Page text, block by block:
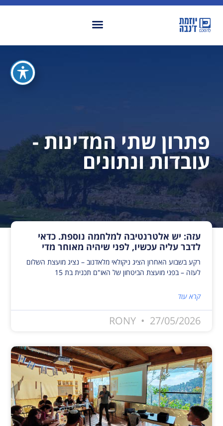
פתרון שתי המדינות -
עובדות ונתונים
עזה: יש אלטרנטיבה למלחמה נוספת. כדאי
לדבר עליה עכשיו, לפני שיהיה מאוחר מדי
רקע בשבוע האחרון הציג ניקולאי מלאדנוב – נציג מועצת השלום
לעזה – בפני מועצת הביטחון של האו"ם תכנית בת 15
קרא עוד
RONY 27/05/2026